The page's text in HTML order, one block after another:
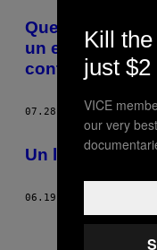
POSTS
BY
THIS
AUTHOR
Questi artisti
un enorme
container
07.28.14 DIMATTHEW
Un labirinto di
06.19.14 MATTHEW
Kill
just $2
VICE
our very